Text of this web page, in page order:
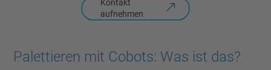
Kontakt
aufnehmen
Palettieren mit Cobots: Was ist das?